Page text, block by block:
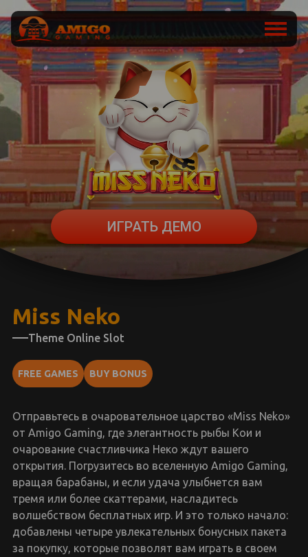
ИГРАТЬ ДЕМО
Miss Neko
Theme Online Slot
FREE GAMES BUY BONUS
Отправьтесь в очаровательное царство «Miss Neko»
от Amigo Gaming, где элегантность рыбы Кои и
очарование счастливчика Неко ждут вашего
открытия. Погрузитесь во вселенную Amigo Gaming,
вращая барабаны, и если удача улыбнется вам
тремя или более скаттерами, насладитесь
волшебством бесплатных игр. И это только начало:
добавлены четыре увлекательных бонусных пакета
за покупку, которые позволят вам играть в своем